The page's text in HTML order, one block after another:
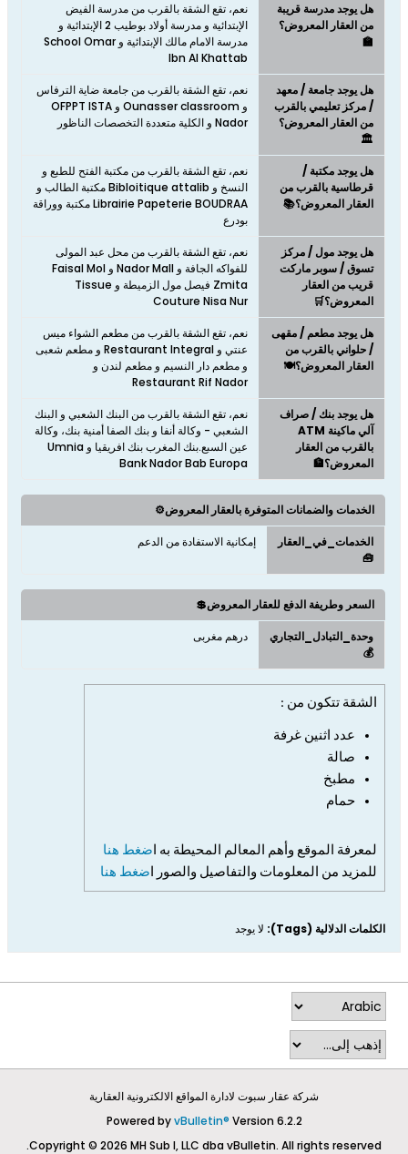
هل يوجد مدرسة قريبة
من العقار المعروض؟
🏫
نعم، تقع الشقة بالقرب من مدرسة الفيض
الإبتدائية و مدرسة أولاد بوطيب 2 الإبتدائية و
مدرسة الامام مالك الإبتدائية و School Omar
Ibn Al Khattab
هل يوجد جامعة / معهد
/ مركز تعليمي بالقرب
من العقار المعروض؟
🏛️
نعم، تقع الشقة بالقرب من جامعة ضاية الترفاس
و Ounasser classroom و OFPPT ISTA
Nador و الكلية متعددة التخصصات الناظور
هل يوجد مكتبة /
قرطاسية بالقرب من
العقار المعروض؟📚
نعم، تقع الشقة بالقرب من مكتبة الفتح للطبع و
النسخ و Bibloitique attalib مكتبة الطالب و
Librairie Papeterie BOUDRAA مكتبة ووراقة
بودرع
هل يوجد مول / مركز
تسوق / سوبر ماركت
قريب من العقار
المعروض؟🛒
نعم، تقع الشقة بالقرب من محل عبد المولى
للفواكه الجافة و Nador Mall و Faisal Mol
Zmita فيصل مول الزميطة و Tissue
Couture Nisa Nur
هل يوجد مطعم / مقهى
/ حلواني بالقرب من
العقار المعروض؟🍽️
نعم، تقع الشقة بالقرب من مطعم الشواء ميس
عنتي و Restaurant Integral و مطعم شعبى
و مطعم دار النسيم و مطعم لندن و
Restaurant Rif Nador
هل يوجد بنك / صراف
آلي ماكينة ATM
بالقرب من العقار
المعروض؟🏦
نعم، تقع الشقة بالقرب من البنك الشعبي و البنك
الشعبي - وكالة أنفا و بنك الصفا أمنية بنك، وكالة
عين السبع.بنك المغرب بنك افريقيا و Umnia
Bank Nador Bab Europa
الخدمات والضمانات المتوفرة بالعقار المعروض⚙️
الخدمات_في_العقار
🧰
إمكانية الاستفادة من الدعم
السعر وطريفة الدفع للعقار المعروض💲
وحدة_التبادل_التجاري
💰
درهم مغربى
الشقة تتكون من :
عدد اثنين غرفة
صالة
مطبخ
حمام
لمعرفة الموقع وأهم المعالم المحيطة به اضغط هنا
للمزيد من المعلومات والتفاصيل والصور اضغط هنا
الكلمات الدلالية (Tags): لا يوجد
شركة عقار سبوت لادارة المواقع الالكترونية العقارية
Powered byvBulletin® Version 6.2.2
Copyright © 2026 MH Sub I, LLC dba vBulletin. All rights reserved.